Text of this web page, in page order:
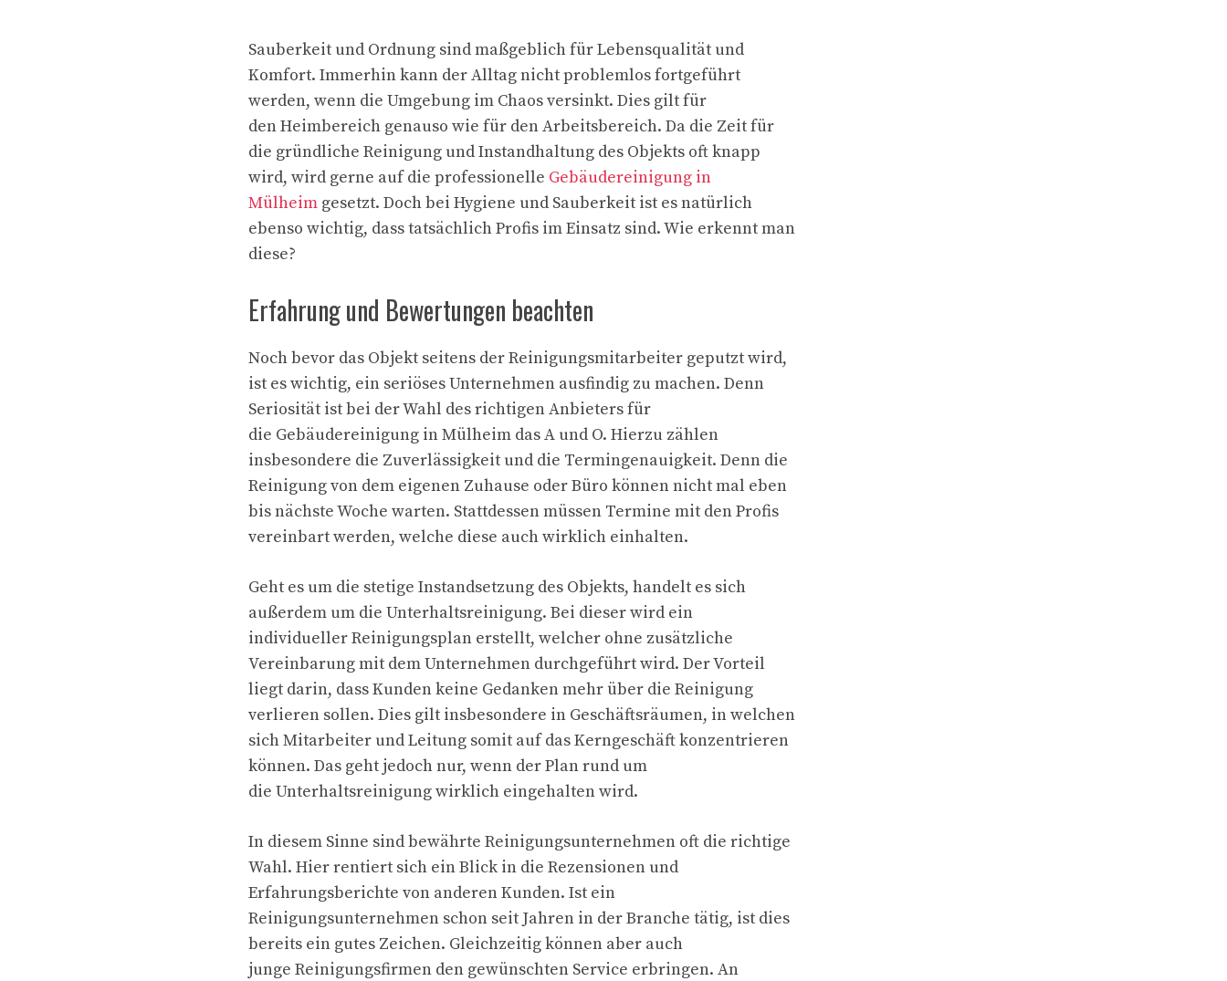
Sauberkeit und Ordnung sind maßgeblich für Lebensqualität und
Komfort. Immerhin kann der Alltag nicht problemlos fortgeführt
werden, wenn die Umgebung im Chaos versinkt. Dies gilt für
den Heimbereich genauso wie für den Arbeitsbereich. Da die Zeit für
die gründliche Reinigung und Instandhaltung des Objekts oft knapp
wird, wird gerne auf die professionelle Gebäudereinigung in
Mülheim gesetzt. Doch bei Hygiene und Sauberkeit ist es natürlich
ebenso wichtig, dass tatsächlich Profis im Einsatz sind. Wie erkennt man
diese?
Erfahrung und Bewertungen beachten
Noch bevor das Objekt seitens der Reinigungsmitarbeiter geputzt wird,
ist es wichtig, ein seriöses Unternehmen ausfindig zu machen. Denn
Seriosität ist bei der Wahl des richtigen Anbieters für
die Gebäudereinigung in Mülheim das A und O. Hierzu zählen
insbesondere die Zuverlässigkeit und die Termingenauigkeit. Denn die
Reinigung von dem eigenen Zuhause oder Büro können nicht mal eben
bis nächste Woche warten. Stattdessen müssen Termine mit den Profis
vereinbart werden, welche diese auch wirklich einhalten.
Geht es um die stetige Instandsetzung des Objekts, handelt es sich
außerdem um die Unterhaltsreinigung. Bei dieser wird ein
individueller Reinigungsplan erstellt, welcher ohne zusätzliche
Vereinbarung mit dem Unternehmen durchgeführt wird. Der Vorteil
liegt darin, dass Kunden keine Gedanken mehr über die Reinigung
verlieren sollen. Dies gilt insbesondere in Geschäftsräumen, in welchen
sich Mitarbeiter und Leitung somit auf das Kerngeschäft konzentrieren
können. Das geht jedoch nur, wenn der Plan rund um
die Unterhaltsreinigung wirklich eingehalten wird.
In diesem Sinne sind bewährte Reinigungsunternehmen oft die richtige
Wahl. Hier rentiert sich ein Blick in die Rezensionen und
Erfahrungsberichte von anderen Kunden. Ist ein
Reinigungsunternehmen schon seit Jahren in der Branche tätig, ist dies
bereits ein gutes Zeichen. Gleichzeitig können aber auch
junge Reinigungsfirmen den gewünschten Service erbringen. An